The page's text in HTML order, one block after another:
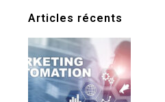
Articles récents